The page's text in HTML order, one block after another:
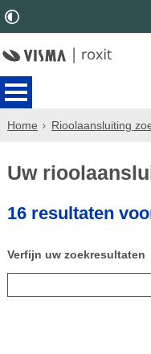
Home Rioolaansluiting
Uw
16 resultaten voor
Verfijn uw zoekresultaten